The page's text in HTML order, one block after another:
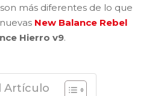
más diferentes de lo que
New Balance Rebel
Hierro v9.
Artículo